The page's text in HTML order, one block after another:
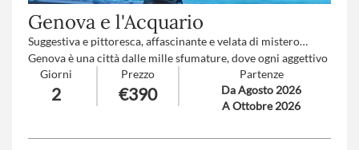
Genova e l'Acquario
Suggestiva e pittoresca, affascinante e velata di mistero…
Genova è una città dalle mille sfumature, dove ogni aggettivo
sembra raccontare solo una parte del suo animo complesso e
affascinante. “Splendore e Miseria” è la definizione che forse
più di tutte ne cattura l’essenza: un intreccio profondo di
palazzi nobiliari che si affacciano su vicoli stretti e segreti.
Giorni
2
Prezzo
€390
Partenze
Da Agosto 2026
A Ottobre 2026